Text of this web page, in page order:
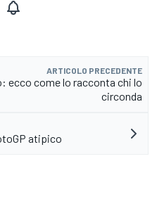
ARTICOLO PRECEDENTE
ecco come lo racconta chi lo
circonda
atipico